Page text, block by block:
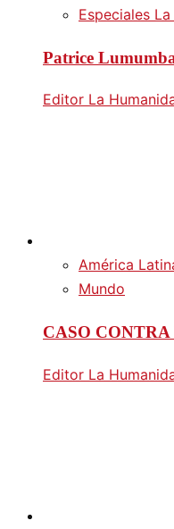
Especiales
Patrice
Editor La
América
Mundo
CASO
Editor La